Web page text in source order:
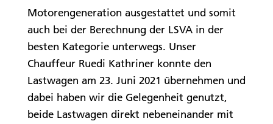
Motorengeneration ausgestattet und somit
auch bei der Berechnung der LSVA in der
besten Kategorie unterwegs. Unser
Chauffeur Ruedi Kathriner konnte den
Lastwagen am 23. Juni 2021 übernehmen und
dabei haben wir die Gelegenheit genutzt,
beide Lastwagen direkt nebeneinander mit